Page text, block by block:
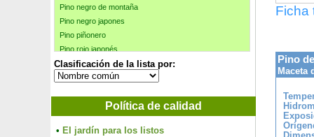
Pino negro de montaña
Pino negro japones
Pino piñonero
Pino rojo japonés
Pino Salgareño
Pino Salgareño Austriaca Trufero -T. Melanosporum
Pino Wollemi
Pinsapo
Clasificación de la lista por:
Política de calidad
• El jardín para los listos
Ficha
Pino
Maceta